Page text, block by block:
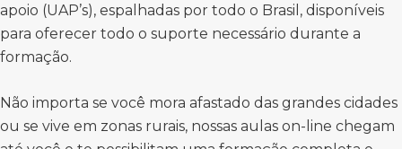
apoio (UAP’s), espalhadas por todo o Brasil, disponíveis
para oferecer todo o suporte necessário durante a
formação.
Não importa se você mora afastado das grandes cidades
ou se vive em zonas rurais, nossas aulas on-line chegam